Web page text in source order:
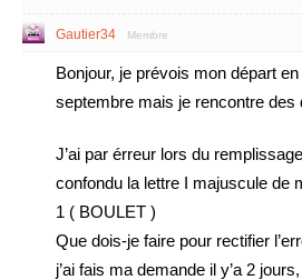
Gautier34 Membre
Bonjour, je prévois mon départ
septembre mais je rencontre des
J’ai par érreur lors du
confondu la lettre I majuscule de
1 ( BOULET )
Que dois-je faire pour rectifier
j’ai fais ma demande il y’a 2